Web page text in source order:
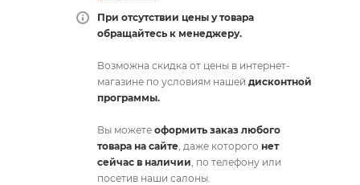
При отсутствии цены у товара
обращайтесь к менеджеру.
Возможна скидка от цены в интернет-
магазине по условиям нашей дисконтной
программы.
Вы можете оформить заказ любого
товара на сайте, даже которого нет
сейчас в наличии, по телефону или
посетив наши салоны.